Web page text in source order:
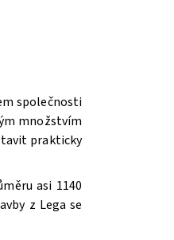
společnosti
množstvím
prakticky
asi 1140
z Lega se